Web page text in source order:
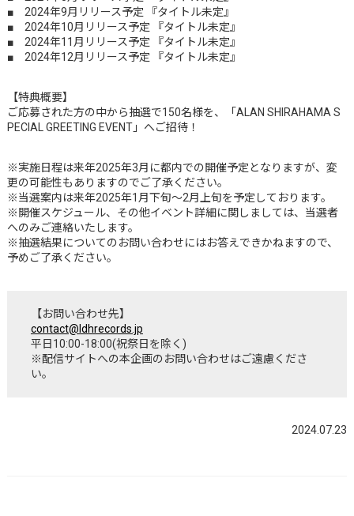
■ 2024年9月リリース予定 『タイトル未定』
■ 2024年10月リリース予定 『タイトル未定』
■ 2024年11月リリース予定 『タイトル未定』
■ 2024年12月リリース予定 『タイトル未定』
【特典概要】
ご応募された方の中から抽選で150名様を、
「ALAN SHIRAHAMA S
PECIAL GREETING EVENT」 へご招待！
※実施日程は来年2025年3月に都内での開催予定となりますが、変
更の可能性もありますのでご了承ください。
※当選案内は来年2025年1月下旬～2月上旬を予定しております。
※開催スケジュール、その他イベント詳細に関しましては、当選者
へのみご連絡いたします。
※抽選結果についてのお問い合わせにはお答えできかねますので、
予めご了承ください。
【お問い合わせ先】
contact@ldhrecords.jp
平日10:00-18:00(祝祭日を除く)
※配信サイトへの本企画のお問い合わせはご遠慮くださ
い。
2024.07.23